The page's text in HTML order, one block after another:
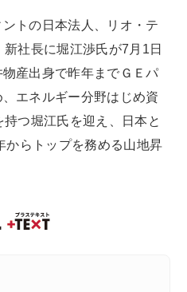
トの日本法人、リオ・テ
社長に堀江渉氏が7月1日
産出身で昨年までＧＥパ
エネルギー分野はじめ資
つ堀江氏を迎え、日本と
からトップを務める山地昇